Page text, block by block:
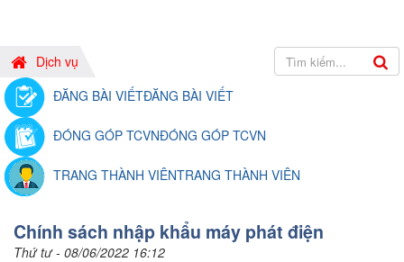
Dịch vụ
ĐĂNG BÀI VIẾTĐĂNG BÀI VIẾT
ĐÓNG GÓP TCVNĐÓNG GÓP TCVN
TRANG THÀNH VIÊNTRANG THÀNH VIÊN
Chính sách nhập khẩu máy phát điện
Thứ tư - 08/06/2022 16:12